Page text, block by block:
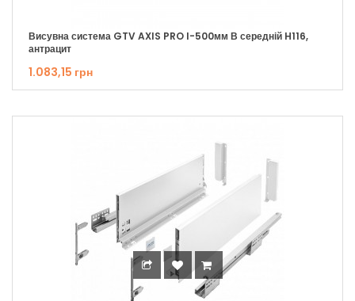
Висувна система GTV AXIS PRO I-500мм В середній H116,
антрацит
1.083,15 грн